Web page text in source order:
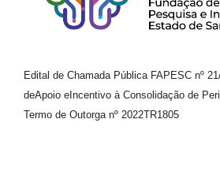
Edital de Chamada Pública FAPESC nº
deApoio e Incentivo à Consolidação de
Termo de Outorga nº 2022TR1805